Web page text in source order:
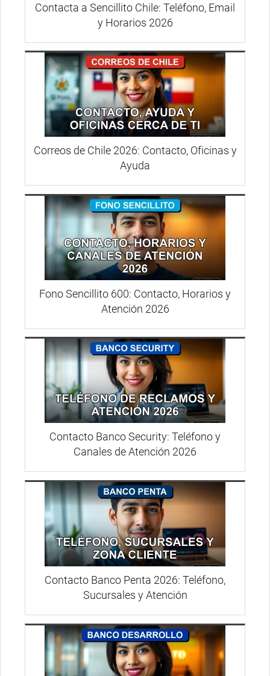
Contacta a Sencillito Chile: Teléfono, Email
y Horarios 2026
Correos de Chile 2026: Contacto, Oficinas y
Ayuda
Fono Sencillito 600: Contacto, Horarios y
Atención 2026
Contacto Banco Security: Teléfono y
Canales de Atención 2026
Contacto Banco Penta 2026: Teléfono,
Sucursales y Atención